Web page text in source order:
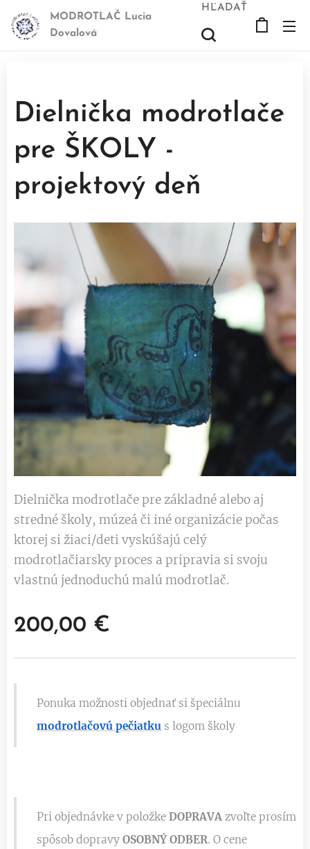
MODROTLAČ Lucia
Dovalová
HĽADAŤ
Dielnička modrotlače
pre ŠKOLY -
projektový deň
Dielnička modrotlače pre základné alebo aj
stredné školy, múzeá či iné organizácie počas
ktorej si žiaci/deti vyskúšajú celý
modrotlačiarsky proces a pripravia si svoju
vlastnú jednoduchú malú modrotlač.
200,00 €
Ponuka možnosti objednať si špeciálnu
modrotlačovú pečiatku s logom školy
Pri objednávke v položke DOPRAVA zvoľte prosím
spôsob dopravy OSOBNÝ ODBER. O cene